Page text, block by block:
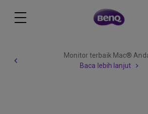
Monitor terbaik Mac®
Baca lebih lanjut